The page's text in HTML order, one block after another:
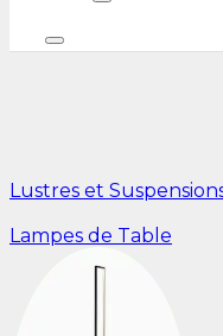
Lustres et
Lampes de Table